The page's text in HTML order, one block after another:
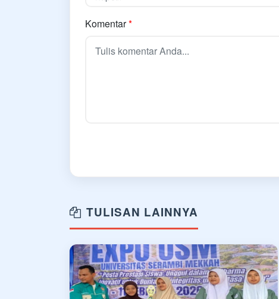
Komentar*
TULISAN LAINNYA